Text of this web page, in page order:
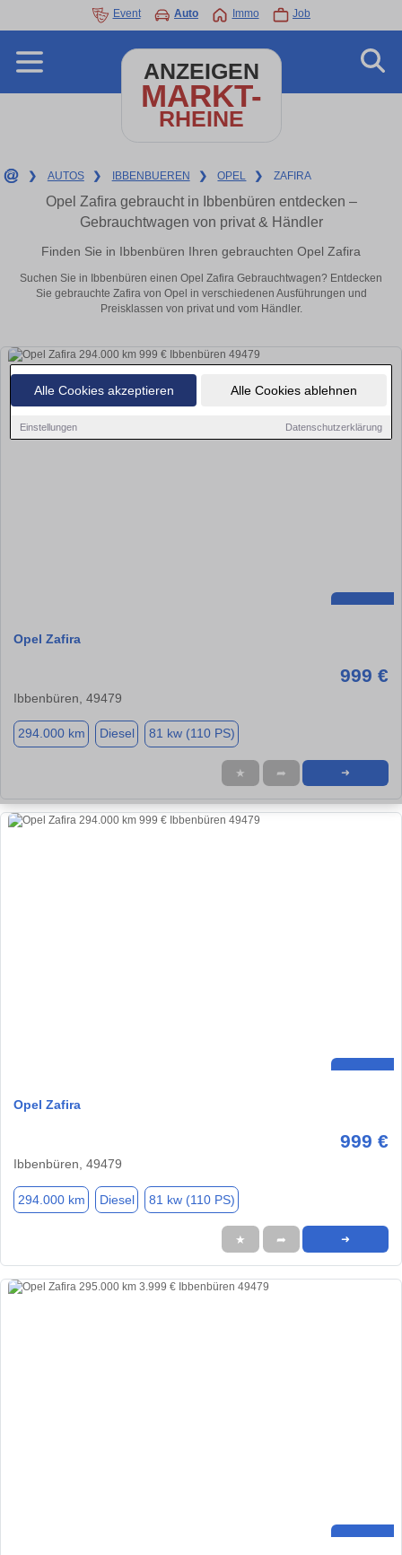
Alle Cookies akzeptieren Alle Cookies ablehnen
Einstellungen Datenschutzerklärung
Event Auto Immo Job
ANZEIGEN
MARKT-
RHEINE
❯ AUTOS ❯ IBBENBUEREN ❯ OPEL ❯ ZAFIRA
Opel Zafira gebraucht in Ibbenbüren entdecken –
Gebrauchtwagen von privat & Händler
Finden Sie in Ibbenbüren Ihren gebrauchten Opel Zafira
Suchen Sie in Ibbenbüren einen Opel Zafira Gebrauchtwagen? Entdecken
Sie gebrauchte Zafira von Opel in verschiedenen Ausführungen und
Preisklassen von privat und vom Händler.
Opel Zafira
999 €
Ibbenbüren, 49479
294.000 km Diesel 81 kw (110 PS)
★ ➦ ➜
Opel Zafira
999 €
Ibbenbüren, 49479
294.000 km Diesel 81 kw (110 PS)
★ ➦ ➜